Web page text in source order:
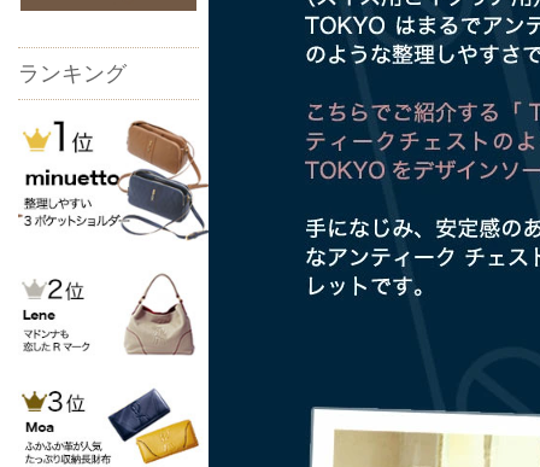
ランキング